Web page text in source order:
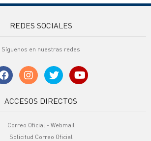
REDES SOCIALES
Síguenos en nuestras redes
ACCESOS DIRECTOS
Correo Oficial - Webmail
Solicitud Correo Oficial